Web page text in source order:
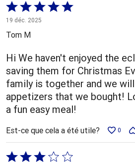
Coté
5 sur
5
19 déc. 2025
Tom M
Hi We haven't enjoyed the
saving them for Christmas
family is together and we
appetizers that we bought!
a fun easy meal!
Est-ce que cela a été utile? 0
Coté